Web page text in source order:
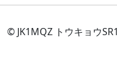
© JK1MQZ トウキョウ